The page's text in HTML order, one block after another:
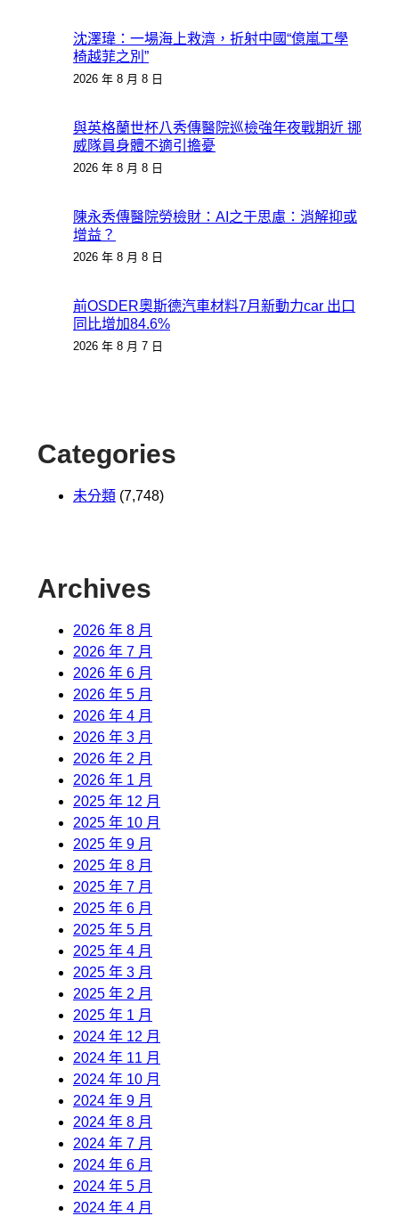
沈澤瑋：一場海上救濟，折射中國“億嵐工學
椅越菲之別”
2026 年 8 月 8 日
與英格蘭世杯八秀傳醫院巡檢強年夜戰期近 挪
威隊員身體不適引擔憂
2026 年 8 月 8 日
陳永秀傳醫院勞檢財：AI之于思慮：消解抑或
增益？
2026 年 8 月 8 日
前OSDER奧斯德汽車材料7月新動力car 出口
同比增加84.6%
2026 年 8 月 7 日
Categories
未分類 (7,748)
Archives
2026 年 8 月
2026 年 7 月
2026 年 6 月
2026 年 5 月
2026 年 4 月
2026 年 3 月
2026 年 2 月
2026 年 1 月
2025 年 12 月
2025 年 10 月
2025 年 9 月
2025 年 8 月
2025 年 7 月
2025 年 6 月
2025 年 5 月
2025 年 4 月
2025 年 3 月
2025 年 2 月
2025 年 1 月
2024 年 12 月
2024 年 11 月
2024 年 10 月
2024 年 9 月
2024 年 8 月
2024 年 7 月
2024 年 6 月
2024 年 5 月
2024 年 4 月